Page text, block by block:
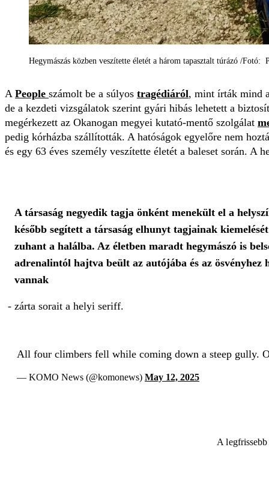
Hegymászás közben veszítette életét a három tapasztalt túrázó /Fotó:
A People számolt be a súlyos tragédiáról, mint írták mind
de a kezdeti vizsgálatok szerint gyári hibás lehetett a
megérkezett az Okanogan megyei kutató-mentő szolgálat
pedig kórházba szállították. A hatóságok egyelőre nem
és egy 63 éves személy veszítette életét a baleset során.
A társaság negyedik tagja önként menekült el a
később segített a társaság elhunyt tagjainak
zuhant a halálba. Az életben maradt hegymászó is
adrenalintól hajtva beült az autójába és az
vannak
- zárta sorait a helyi seriff.
All four climbers fell while coming down a steep gully.
— KOMO News (@komonews) May 12, 2025
A